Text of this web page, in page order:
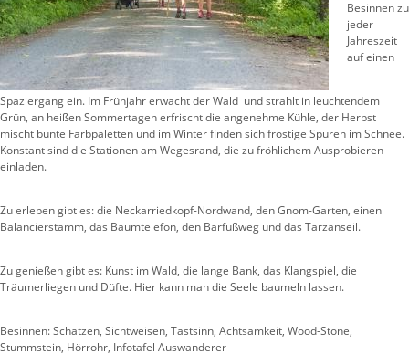
Besinnen zu
jeder
Jahreszeit
auf einen
Spaziergang ein. Im Frühjahr erwacht der Wald und strahlt in leuchtendem
Grün, an heißen Sommertagen erfrischt die angenehme Kühle, der Herbst
mischt bunte Farbpaletten und im Winter finden sich frostige Spuren im Schnee.
Konstant sind die Stationen am Wegesrand, die zu fröhlichem Ausprobieren
einladen.
Zu erleben gibt es: die Neckarriedkopf-Nordwand, den Gnom-Garten, einen
Balancierstamm, das Baumtelefon, den Barfußweg und das Tarzanseil.
Zu genießen gibt es: Kunst im Wald, die lange Bank, das Klangspiel, die
Träumerliegen und Düfte. Hier kann man die Seele baumeln lassen.
Besinnen: Schätzen, Sichtweisen, Tastsinn, Achtsamkeit, Wood-Stone,
Stummstein, Hörrohr, Infotafel Auswanderer